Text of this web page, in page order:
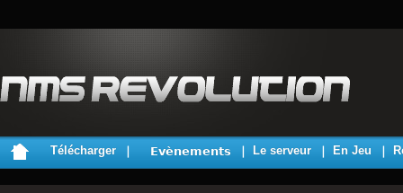
Télécharger Evènements Le serveur En Jeu